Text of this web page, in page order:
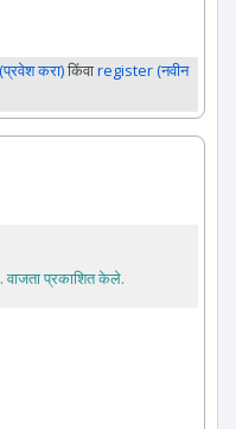
करा)किंवाregister (नवीन
. वाजता प्रकाशित केले.